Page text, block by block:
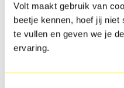
Volt maakt gebruik van
beetje kennen, hoef jij
te vullen en geven we je
ervaring.
Een voorsprong